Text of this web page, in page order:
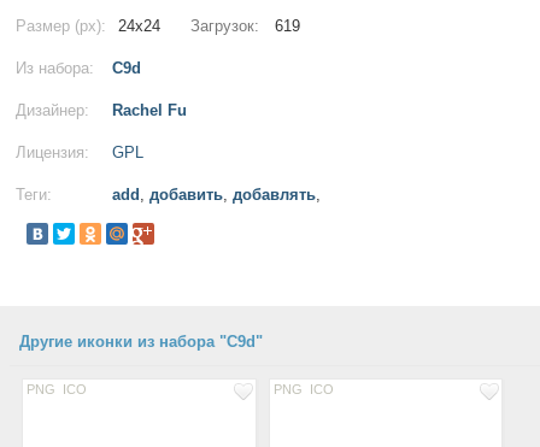
Размер (px): 24x24 Загрузок: 619
Из набора: C9d
Дизайнер: Rachel Fu
Лицензия: GPL
Теги: add , добавить, добавлять,
Другие иконки из набора "C9d"
PNG ICO PNG ICO